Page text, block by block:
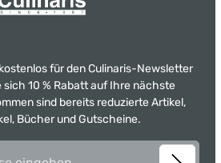
für den Culinaris-Newsletter
sich 10 % Rabatt auf Ihre nächste
sind bereits reduzierte Artikel,
Bücher und Gutscheine.